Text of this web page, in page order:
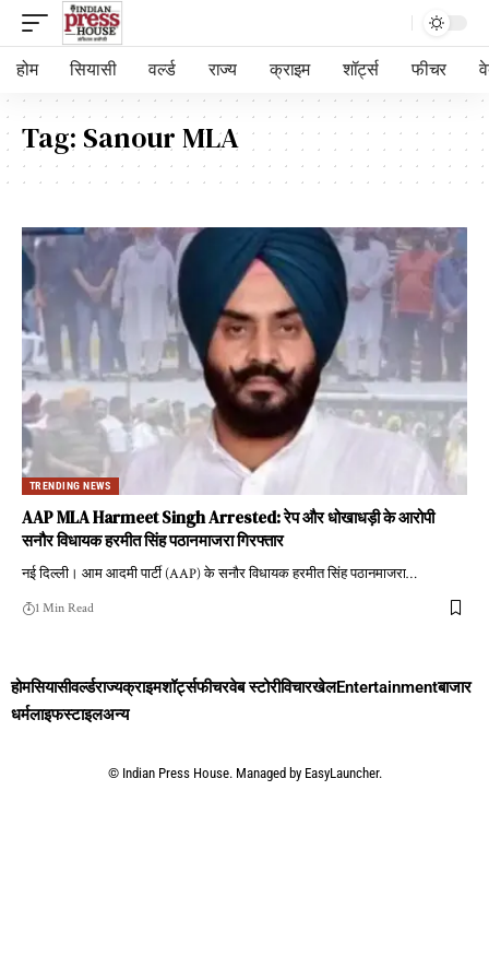
होम सियासी वर्ल्ड राज्य क्राइम शॉर्ट्स फीचर
Tag: Sanour MLA
TRENDING NEWS
AAP MLA Harmeet Singh Arrested: रेप और धोखाधड़ी के आरोपी
सनौर विधायक हरमीत सिंह पठानमाजरा गिरफ्तार
नई दिल्ली। आम आदमी पार्टी (AAP) के सनौर विधायक हरमीत सिंह पठानमाजरा…
1 Min Read
होमसियासीवर्ल्डराज्यक्राइमशॉर्ट्सफीचरवेब स्टोरीविचारखेलEntertainmentबाजार
धर्मलाइफस्टाइलअन्य
© Indian Press House. Managed by EasyLauncher.